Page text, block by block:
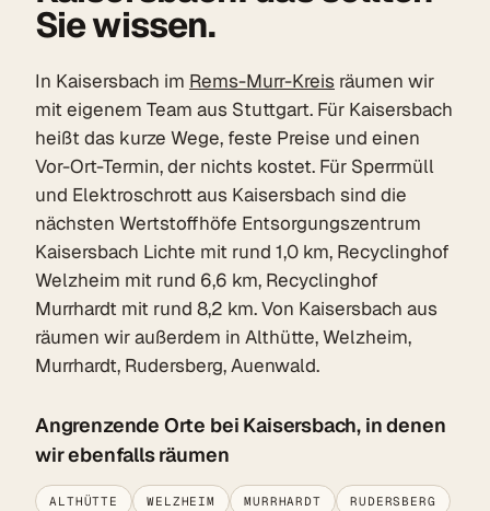
Sie wissen.
In Kaisersbach im Rems-Murr-Kreis räumen wir
mit eigenem Team aus Stuttgart. Für Kaisersbach
heißt das kurze Wege, feste Preise und einen
Vor-Ort-Termin, der nichts kostet. Für Sperrmüll
und Elektroschrott aus Kaisersbach sind die
nächsten Wertstoffhöfe Entsorgungszentrum
Kaisersbach Lichte mit rund 1,0 km, Recyclinghof
Welzheim mit rund 6,6 km, Recyclinghof
Murrhardt mit rund 8,2 km. Von Kaisersbach aus
räumen wir außerdem in Althütte, Welzheim,
Murrhardt, Rudersberg, Auenwald.
Angrenzende Orte bei Kaisersbach, in denen
wir ebenfalls räumen
ALTHÜTTE WELZHEIM MURRHARDT RUDERSBERG